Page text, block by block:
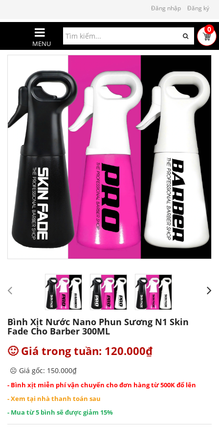
Đăng nhập Đăng ký
MENU
0
Bình Xịt Nước Nano Phun Sương N1 Skin
Fade Cho Barber 300ML
🙂 Giá trong tuần: 120.000₫
☹️ Giá gốc: 150.000₫
- Bình xịt miễn phí vận chuyển cho đơn hàng từ 500K đổ lên
- Xem tại nhà thanh toán sau
- Mua từ 5 bình sẽ được giảm 15%